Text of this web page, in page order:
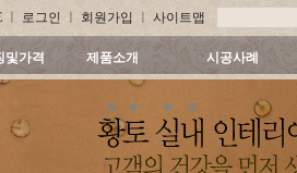
로그인 회원가입 사이트맵
및가격 제품소개 시공사례